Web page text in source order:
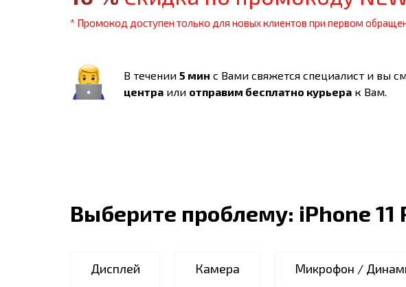
* Промокод доступен только для новых клиентов при первом
В течении 5 мин с Вами свяжется специалист и вы
центра или отправим бесплатно курьера к Вам.
Выберите проблему: iPhone 11
Дисплей Камера Микрофон /